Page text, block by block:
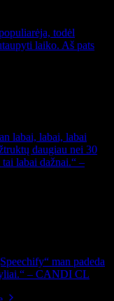
todėl
laiko. Aš pats
labai, labai, labai
daugiau nei 30
labai dažnai.“ –
man padeda
– CANDI CL